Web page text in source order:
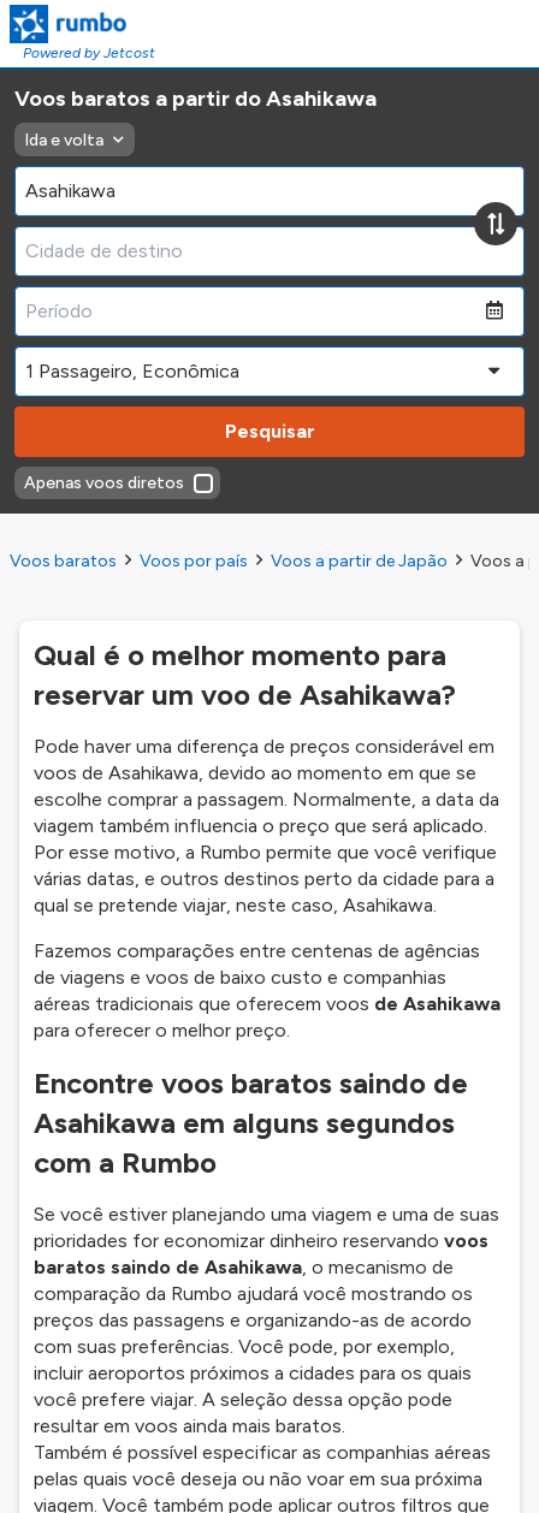
Powered by Jetcost
Voos baratos a partir do Asahikawa
Ida e volta
Pesquisar
Apenas voos diretos
Voos baratos Voos por país Voos a partir de Japão Voos a
Qual é o melhor momento para
reservar um voo de Asahikawa?
Pode haver uma diferença de preços considerável em
voos de Asahikawa, devido ao momento em que se
escolhe comprar a passagem. Normalmente, a data da
viagem também influencia o preço que será aplicado.
Por esse motivo, a Rumbo permite que você verifique
várias datas, e outros destinos perto da cidade para a
qual se pretende viajar, neste caso, Asahikawa.
Fazemos comparações entre centenas de agências
de viagens e voos de baixo custo e companhias
aéreas tradicionais que oferecem voos de Asahikawa
para oferecer o melhor preço.
Encontre voos baratos saindo de
Asahikawa em alguns segundos
com a Rumbo
Se você estiver planejando uma viagem e uma de suas
prioridades for economizar dinheiro reservando voos
baratos saindo de Asahikawa, o mecanismo de
comparação da Rumbo ajudará você mostrando os
preços das passagens e organizando-as de acordo
com suas preferências. Você pode, por exemplo,
incluir aeroportos próximos a cidades para os quais
você prefere viajar. A seleção dessa opção pode
resultar em voos ainda mais baratos.
Também é possível especificar as companhias aéreas
pelas quais você deseja ou não voar em sua próxima
viagem. Você também pode aplicar outros filtros que